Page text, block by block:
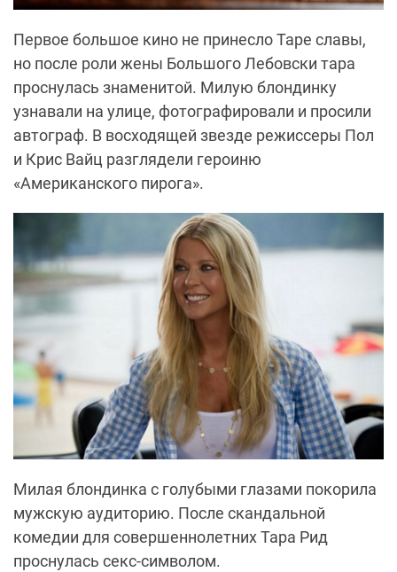
Первое большое кино не принесло Таре славы,
но после роли жены Большого Лебовски тара
проснулась знаменитой. Милую блондинку
узнавали на улице, фотографировали и просили
автограф. В восходящей звезде режиссеры Пол
и Крис Вайц разглядели героиню
«Американского пирога».
Милая блондинка с голубыми глазами покорила
мужскую аудиторию. После скандальной
комедии для совершеннолетних Тара Рид
проснулась секс-символом.